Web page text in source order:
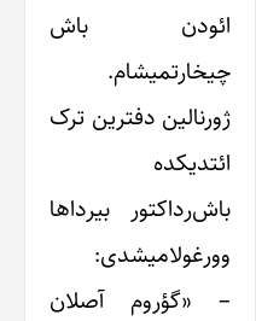
ائودن باش
چیخارتمیشام.
ژورنالین دفترین ترک
ائتدیکده
باش‌رداکتور بیرداها
وورغولامیشدی:
– «گؤروم آصلان